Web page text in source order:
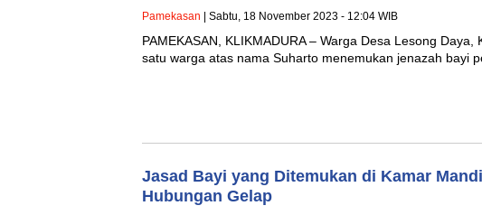
Pamekasan | Sabtu, 18 November 2023 - 12:04 WIB
PAMEKASAN, KLIKMADURA – Warga Desa Lesong
satu warga atas nama Suharto menemukan jenazah bayi
Jasad Bayi yang Ditemukan di Kamar
Hubungan Gelap